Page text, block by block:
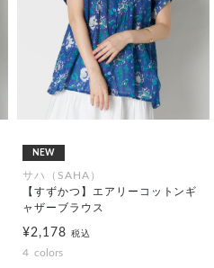
NEW
サハ（SAHA）
【すずかつ】エアリーコットンギ
ャザーブラウス
¥2,178 税込
4 colors